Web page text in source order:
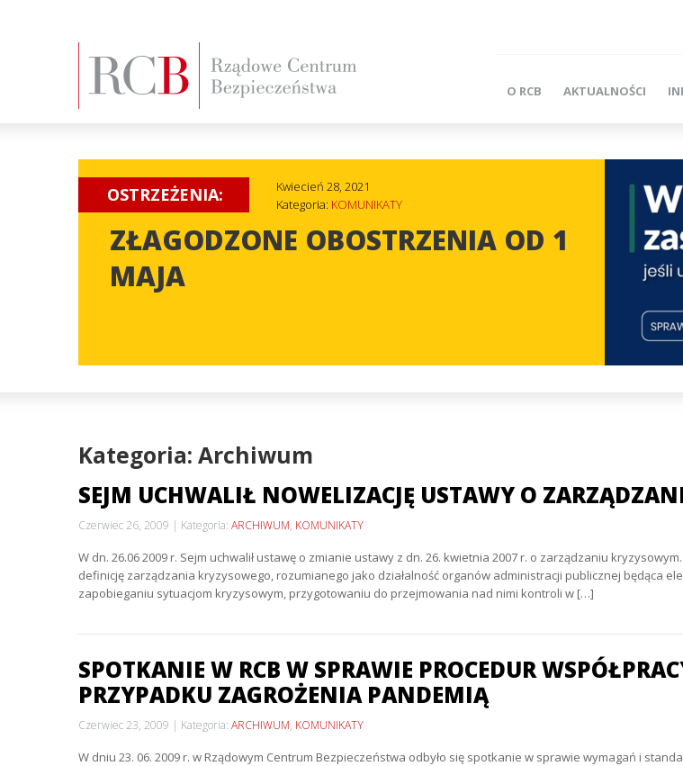
O RCB AKTUALNOŚCI
OSTRZEŻENIA:
Kwiecień 28, 2021
Kategoria: KOMUNIKATY
ZŁAGODZONE OBOSTRZENIA OD 1
MAJA
Kategoria: Archiwum
SEJM UCHWALIŁ NOWELIZACJĘ USTAWY O
Czerwiec 26, 2009 Kategoria: ARCHIWUM, KOMUNIKATY
W dn. 26.06 2009 r. Sejm uchwalił ustawę o zmianie ustawy z dn. 26. kwietnia 2007 r. o zarządzaniu
definicję zarządzania kryzysowego, rozumianego jako działalność organów administracji publicznej będąca
zapobieganiu sytuacjom kryzysowym, przygotowaniu do przejmowania nad nimi kontroli w […]
SPOTKANIE W RCB W SPRAWIE PROCEDUR
PRZYPADKU ZAGROŻENIA PANDEMIĄ
Czerwiec 23, 2009 Kategoria: ARCHIWUM, KOMUNIKATY
W dniu 23. 06. 2009 r. w Rządowym Centrum Bezpieczeństwa odbyło się spotkanie w sprawie wymagań i